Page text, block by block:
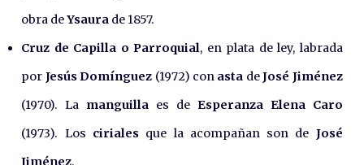
obra deYsaura de 1857.
Cruz de Capilla o Parroquial, en plata de ley, labrada
por Jesús Domínguez (1972) con asta deJosé Jiménez
(1970). La manguilla es de Esperanza Elena Caro
(1973). Los cirialesque la acompañan son de José
Jiménez.